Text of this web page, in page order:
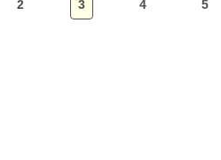
2 3 4 5